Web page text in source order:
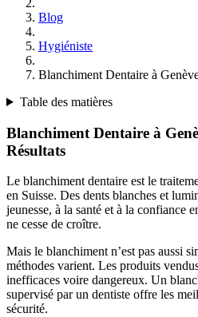
Blog
Hygiéniste
Blanchiment Dentaire à
Table des matières
Blanchiment Dentaire à
Résultats
Le blanchiment dentaire est le
en Suisse. Des dents blanches et
jeunesse, à la santé et à la confiance
ne cesse de croître.
Mais le blanchiment n’est pas aussi
méthodes varient. Les produits
inefficaces voire dangereux. Un
supervisé par un dentiste offre les
sécurité.